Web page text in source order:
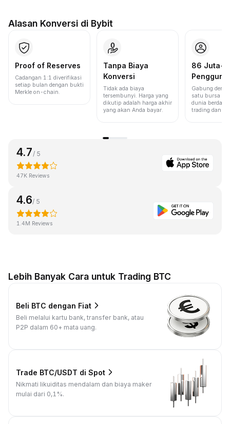
Alasan Konversi di Bybit
Proof of Reserves
Cadangan 1:1 diverifikasi
setiap bulan dengan bukti
Merkle on-chain.
Tanpa Biaya
Konversi
Tidak ada biaya
tersembunyi. Harga yang
dikutip adalah harga akhir
yang akan Anda bayar.
86 Juta+
Pengguna
Gabung
satu bursa
dunia
trading dan
4.7/ 5
47K Reviews
4.6/ 5
1.4M Reviews
Lebih Banyak Cara untuk Trading BTC
Beli BTC dengan Fiat
Beli melalui kartu bank, transfer bank, atau
P2P dalam 60+ mata uang.
Trade BTC/USDT di Spot
Nikmati likuiditas mendalam dan biaya maker
mulai dari 0,1%.